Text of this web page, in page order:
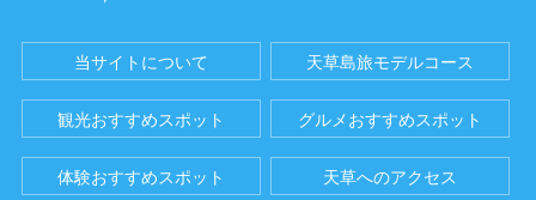
当サイトについて 天草島旅モデルコース
観光おすすめスポット グルメおすすめスポット
体験おすすめスポット 天草へのアクセス